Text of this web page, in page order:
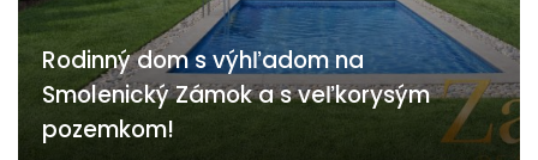
Rodinný dom s výhľadom na
Smolenický Zámok a s veľkorysým
pozemkom!